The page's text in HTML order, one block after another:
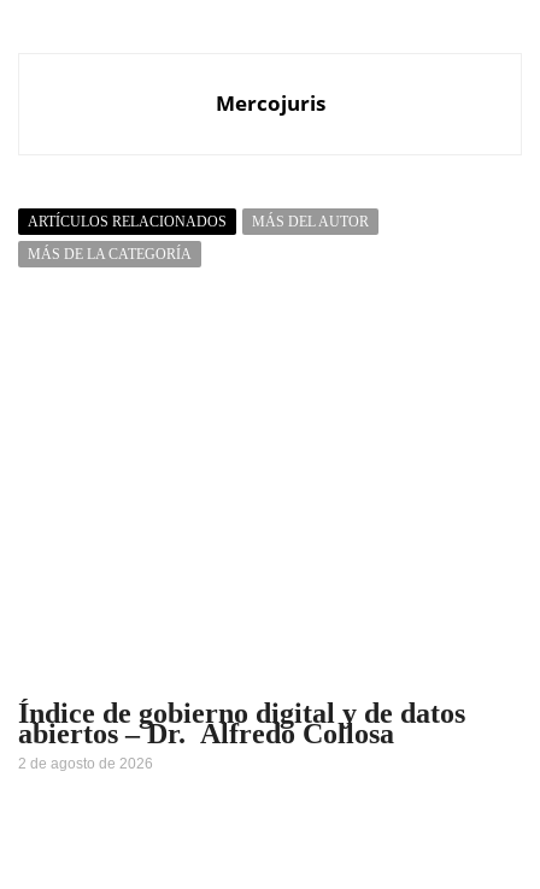
Mercojuris
ARTÍCULOS RELACIONADOS
MÁS DEL AUTOR
MÁS DE LA CATEGORÍA
Índice de gobierno digital y de datos
abiertos – Dr. Alfredo Collosa
2 de agosto de 2026